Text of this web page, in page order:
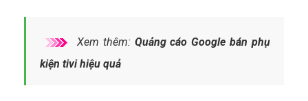
Xem thêm: Quảng cáo Google bán phụ
kiện tivi hiệu quả